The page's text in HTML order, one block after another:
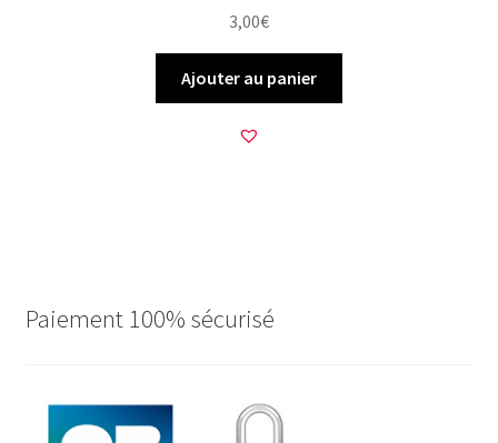
3,00€
Ajouter au panier
Paiement 100% sécurisé